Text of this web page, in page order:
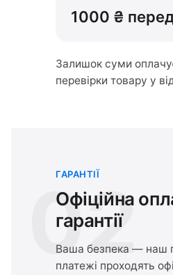
1000 ₴
Залишок суми
перевірки товару у
02
ГАРАНТІЇ
Офіційна
гарантії
Ваша безпека — наш
платежі проходять